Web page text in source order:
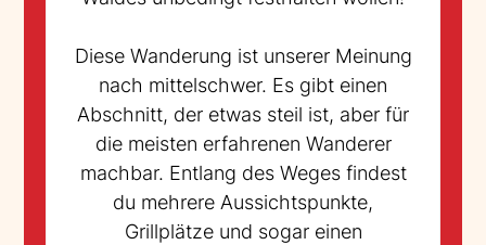
Diese Wanderung ist unserer Meinung
nach mittelschwer. Es gibt einen
Abschnitt, der etwas steil ist, aber für
die meisten erfahrenen Wanderer
machbar. Entlang des Weges findest
du mehrere Aussichtspunkte,
Grillplätze und sogar einen